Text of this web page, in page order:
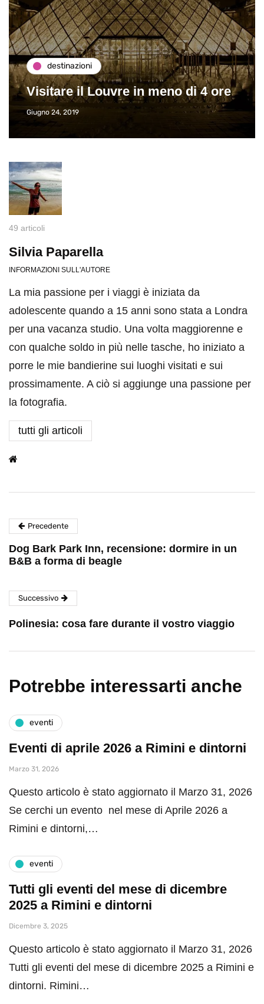
destinazioni
Visitare il Louvre in meno di 4 ore
Giugno 24, 2019
49 articoli
Silvia Paparella
INFORMAZIONI SULL'AUTORE
La mia passione per i viaggi è iniziata da
adolescente quando a 15 anni sono stata a Londra
per una vacanza studio. Una volta maggiorenne e
con qualche soldo in più nelle tasche, ho iniziato a
porre le mie bandierine sui luoghi visitati e sui
prossimamente. A ciò si aggiunge una passione per
la fotografia.
tutti gli articoli
Precedente
Dog Bark Park Inn, recensione: dormire in un
B&B a forma di beagle
Successivo
Polinesia: cosa fare durante il vostro viaggio
Potrebbe interessarti anche
eventi
Eventi di aprile 2026 a Rimini e dintorni
Marzo 31, 2026
Questo articolo è stato aggiornato il Marzo 31, 2026
Se cerchi un evento nel mese di Aprile 2026 a
Rimini e dintorni,…
eventi
Tutti gli eventi del mese di dicembre
2025 a Rimini e dintorni
Dicembre 3, 2025
Questo articolo è stato aggiornato il Marzo 31, 2026
Tutti gli eventi del mese di dicembre 2025 a Rimini e
dintorni. Rimini…